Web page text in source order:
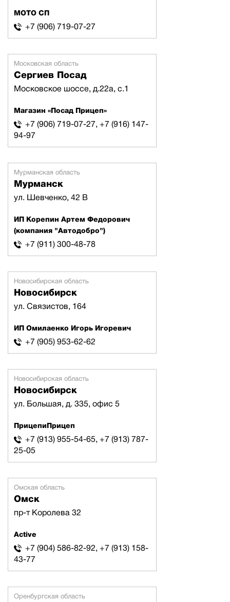
МОТО СП
+7 (906) 719-07-27
Московская область
Сергиев Посад
Московское шоссе, д.22а, с.1
Магазин «Посад Прицеп»
+7 (906) 719-07-27, +7 (916) 147-
94-97
Мурманская область
Мурманск
ул. Шевченко, 42 В
ИП Корепин Артем Федорович
(компания "Автодобро")
+7 (911) 300-48-78
Новосибирская область
Новосибирск
ул. Связистов, 164
ИП Омилаенко Игорь Игоревич
+7 (905) 953-62-62
Новосибирская область
Новосибирск
ул. Большая, д. 335, офис 5
ПрицепиПрицеп
+7 (913) 955-54-65, +7 (913) 787-
25-05
Омская область
Омск
пр-т Королева 32
Active
+7 (904) 586-82-92, +7 (913) 158-
43-77
Оренбургская область